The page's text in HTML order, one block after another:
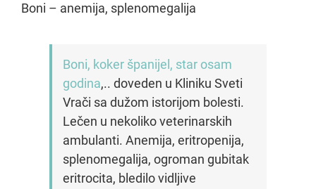
Boni – anemija, splenomegalija
Boni, koker španijel, star osam
godina,.. doveden u Kliniku Sveti
Vrači sa dužom istorijom bolesti.
Lečen u nekoliko veterinarskih
ambulanti. Anemija, eritropenija,
splenomegalija, ogroman gubitak
eritrocita, bledilo vidljive